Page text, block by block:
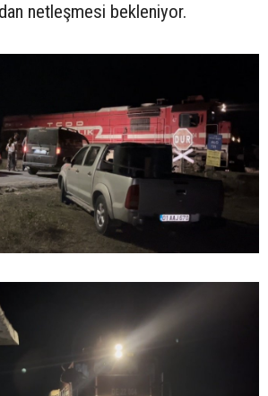
netleşmesi bekleniyor.